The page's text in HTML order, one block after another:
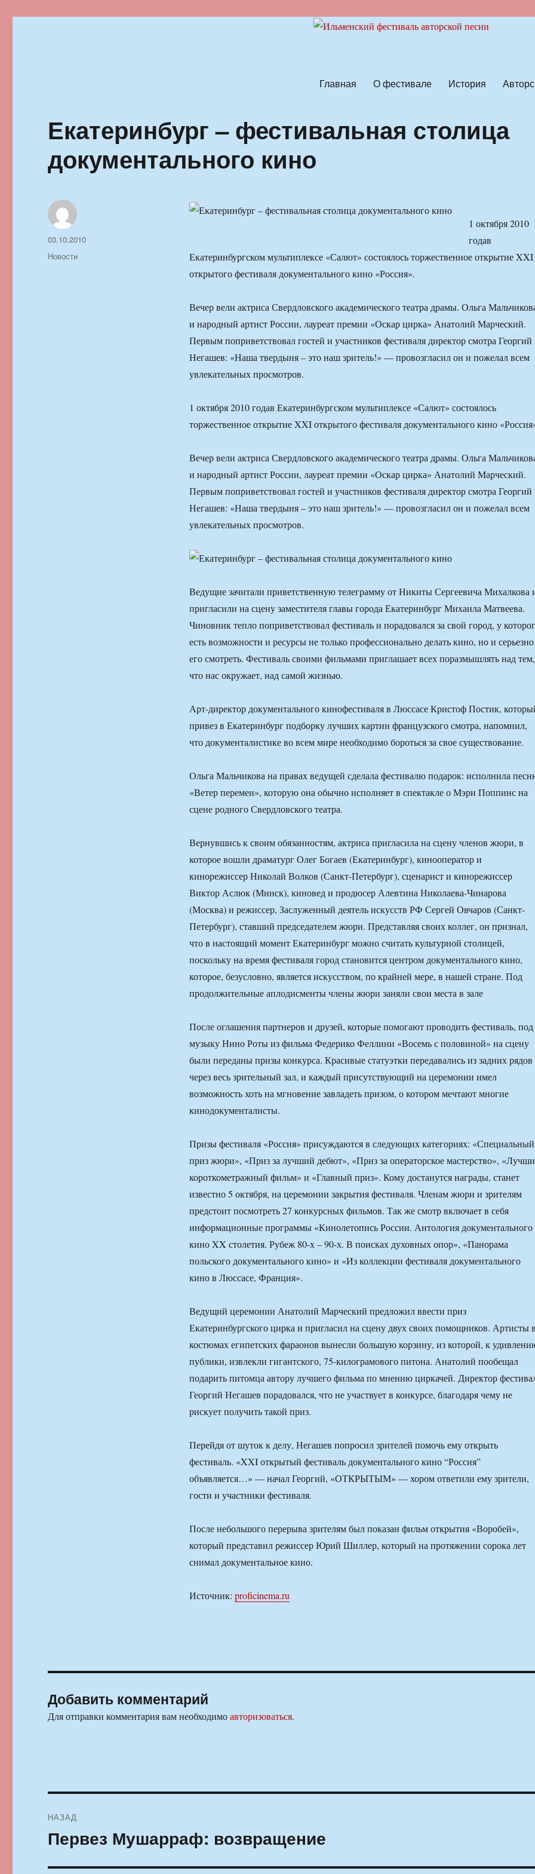
Главная О фестивале История
Екатеринбург – фестивальная столица
документального кино
1 октября 2010
годав
Екатеринбургском мультиплексе «Салют» состоялось торжественное открытие XXI
открытого фестиваля документального кино «Россия».
Вечер вели актриса Свердловского академического театра драмы. Ольга
и народный артист России, лауреат премии «Оскар цирка» Анатолий Марческий.
Первым поприветствовал гостей и участников фестиваля директор смотра Георгий
Негашев: «Наша твердыня – это наш зритель!» — провозгласил он и пожелал всем
увлекательных просмотров.
1 октября 2010 годав Екатеринбургском мультиплексе «Салют» состоялось
торжественное открытие XXI открытого фестиваля документального кино
Вечер вели актриса Свердловского академического театра драмы. Ольга
и народный артист России, лауреат премии «Оскар цирка» Анатолий Марческий.
Первым поприветствовал гостей и участников фестиваля директор смотра Георгий
Негашев: «Наша твердыня – это наш зритель!» — провозгласил он и пожелал всем
увлекательных просмотров.
Ведущие зачитали приветственную телеграмму от Никиты Сергеевича Михалкова
пригласили на сцену заместителя главы города Екатеринбург Михаила Матвеева.
Чиновник тепло поприветствовал фестиваль и порадовался за свой город, у
есть возможности и ресурсы не только профессионально делать кино, но и серьезно
его смотреть. Фестиваль своими фильмами приглашает всех поразмышлять над тем,
что нас окружает, над самой жизнью.
Арт-директор документального кинофестиваля в Люссасе Кристоф Постик,
привез в Екатеринбург подборку лучших картин французского смотра, напомнил,
что документалистике во всем мире необходимо бороться за свое существование.
Ольга Мальчикова на правах ведущей сделала фестивалю подарок: исполнила
«Ветер перемен», которую она обычно исполняет в спектакле о Мэри Поппинс на
сцене родного Свердловского театра.
Вернувшись к своим обязанностям, актриса пригласила на сцену членов жюри, в
которое вошли драматург Олег Богаев (Екатеринбург), кинооператор и
кинорежиссер Николай Волков (Санкт-Петербург), сценарист и кинорежиссер
Виктор Аслюк (Минск), киновед и продюсер Алевтина Николаева-Чинарова
(Москва) и режиссер, Заслуженный деятель искусств РФ Сергей Овчаров (Санкт-
Петербург), ставший председателем жюри. Представляя своих коллег, он признал,
что в настоящий момент Екатеринбург можно считать культурной столицей,
поскольку на время фестиваля город становится центром документального кино,
которое, безусловно, является искусством, по крайней мере, в нашей стране. Под
продолжительные аплодисменты члены жюри заняли свои места в зале
После оглашения партнеров и друзей, которые помогают проводить фестиваль, под
музыку Нино Роты из фильма Федерико Феллини «Восемь с половиной» на сцену
были переданы призы конкурса. Красивые статуэтки передавались из задних рядов
через весь зрительный зал, и каждый присутствующий на церемонии имел
возможность хоть на мгновение завладеть призом, о котором мечтают многие
кинодокументалисты.
Призы фестиваля «Россия» присуждаются в следующих категориях: «Специальный
приз жюри», «Приз за лучший дебют», «Приз за операторское мастерство»,
короткометражный фильм» и «Главный приз». Кому достанутся награды, станет
известно 5 октября, на церемонии закрытия фестиваля. Членам жюри и зрителям
предстоит посмотреть 27 конкурсных фильмов. Так же смотр включает в себя
информационные программы «Кинолетопись России. Антология документального
кино XX столетия. Рубеж 80-х – 90-х. В поисках духовных опор», «Панорама
польского документального кино» и «Из коллекции фестиваля документального
кино в Люссасе, Франция».
Ведущий церемонии Анатолий Марческий предложил ввести приз
Екатеринбургского цирка и пригласил на сцену двух своих помощников. Артисты
костюмах египетских фараонов вынесли большую корзину, из которой, к
публики, извлекли гигантского, 75-килограмового питона. Анатолий пообещал
подарить питомца автору лучшего фильма по мнению циркачей. Директор
Георгий Негашев порадовался, что не участвует в конкурсе, благодаря чему не
рискует получить такой приз.
Перейдя от шуток к делу, Негашев попросил зрителей помочь ему открыть
фестиваль. «XXI открытый фестиваль документального кино “Россия”
объявляется…» — начал Георгий, «ОТКРЫТЫМ» — хором ответили ему зрители,
гости и участники фестиваля.
После небольшого перерыва зрителям был показан фильм открытия «Воробей»,
который представил режиссер Юрий Шиллер, который на протяжении сорока лет
снимал документальное кино.
Источник: proficinema.ru
Автор
Опубликовано
03.10.2010
Рубрики
Новости
Добавить комментарий
Для отправки комментария вам необходимоавторизоваться.
по
НАЗАД
Предыдущая
запись:
Первез Мушарраф: возвращение